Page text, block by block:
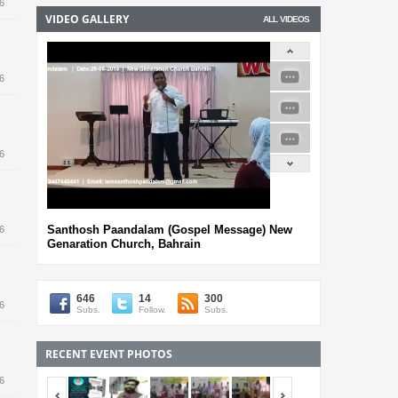
ALL VIDEOS
VIDEO GALLERY
Santhosh Paandalam (Gospel Message) New
Genaration Church, Bahrain
646
Subs.
14
Follow.
300
Subs.
RECENT EVENT PHOTOS
<span></span>